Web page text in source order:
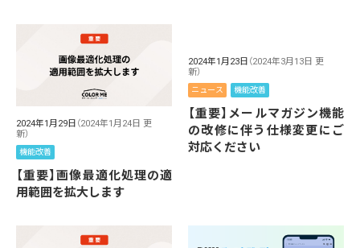
2024年1月29日 （2024年1月24日 更
新）
機能改善
【重要】画像最適化処理の適
用範囲を拡大します
2024年1月23日 （2024年3月13日 更
新）
ニュース 機能改善
【重要】メールマガジン機能
の改修に伴う仕様変更にご
対応ください